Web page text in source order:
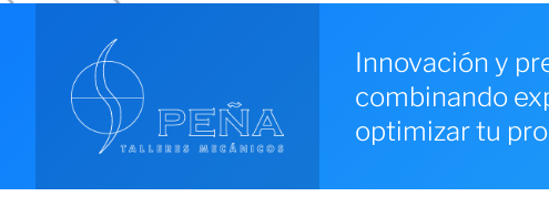
Innovación y
combinando
optimizar tu